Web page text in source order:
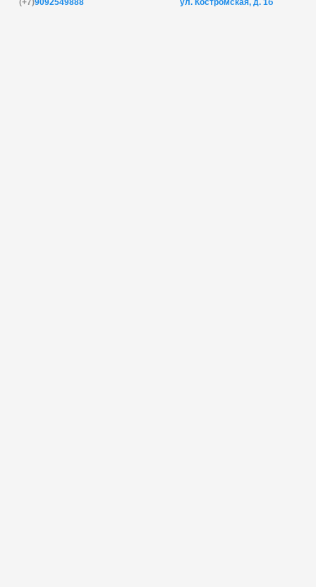
(+7)9092549888
ул. Костромская, д. 1б